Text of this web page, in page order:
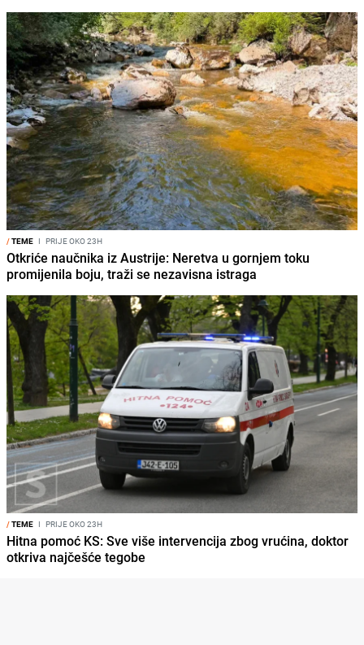
/TEME I PRIJE OKO 23H
Otkriće naučnika iz Austrije: Neretva u gornjem toku
promijenila boju, traži se nezavisna istraga
/TEME I PRIJE OKO 23H
Hitna pomoć KS: Sve više intervencija zbog vrućina, doktor
otkriva najčešće tegobe